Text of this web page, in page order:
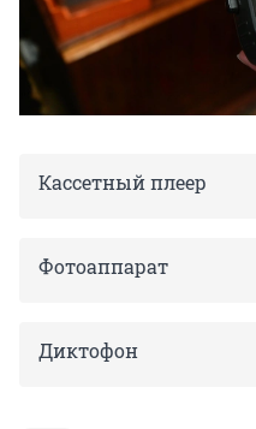
Кассетный плеер
Фотоаппарат
Диктофон